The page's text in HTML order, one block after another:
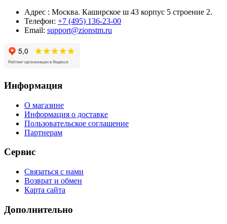
Адрес : Москва. Каширское ш 43 корпус 5 строение 2.
Телефон: +7 (495) 136-23-00
Email: support@zionstm.ru
Информация
О магазине
Информация о доставке
Пользовательское соглашение
Партнерам
Сервис
Связаться с нами
Возврат и обмен
Карта сайта
Дополнительно